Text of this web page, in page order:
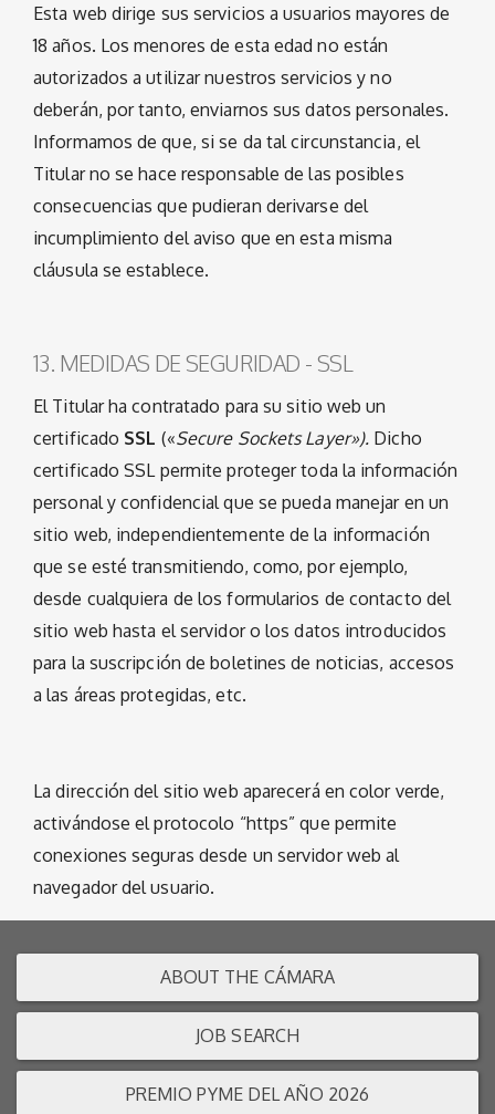
Esta web dirige sus servicios a usuarios mayores de
18 años. Los menores de esta edad no están
autorizados a utilizar nuestros servicios y no
deberán, por tanto, enviarnos sus datos personales.
Informamos de que, si se da tal circunstancia, el
Titular no se hace responsable de las posibles
consecuencias que pudieran derivarse del
incumplimiento del aviso que en esta misma
cláusula se establece.
13. MEDIDAS DE SEGURIDAD - SSL
El Titular ha contratado para su sitio web un
certificado SSL («Secure Sockets Layer»). Dicho
certificado SSL permite proteger toda la información
personal y confidencial que se pueda manejar en un
sitio web, independientemente de la información
que se esté transmitiendo, como, por ejemplo,
desde cualquiera de los formularios de contacto del
sitio web hasta el servidor o los datos introducidos
para la suscripción de boletines de noticias, accesos
a las áreas protegidas, etc.
La dirección del sitio web aparecerá en color verde,
activándose el protocolo “https” que permite
conexiones seguras desde un servidor web al
navegador del usuario.
ABOUT THE CÁMARA
JOB SEARCH
PREMIO PYME DEL AÑO 2026